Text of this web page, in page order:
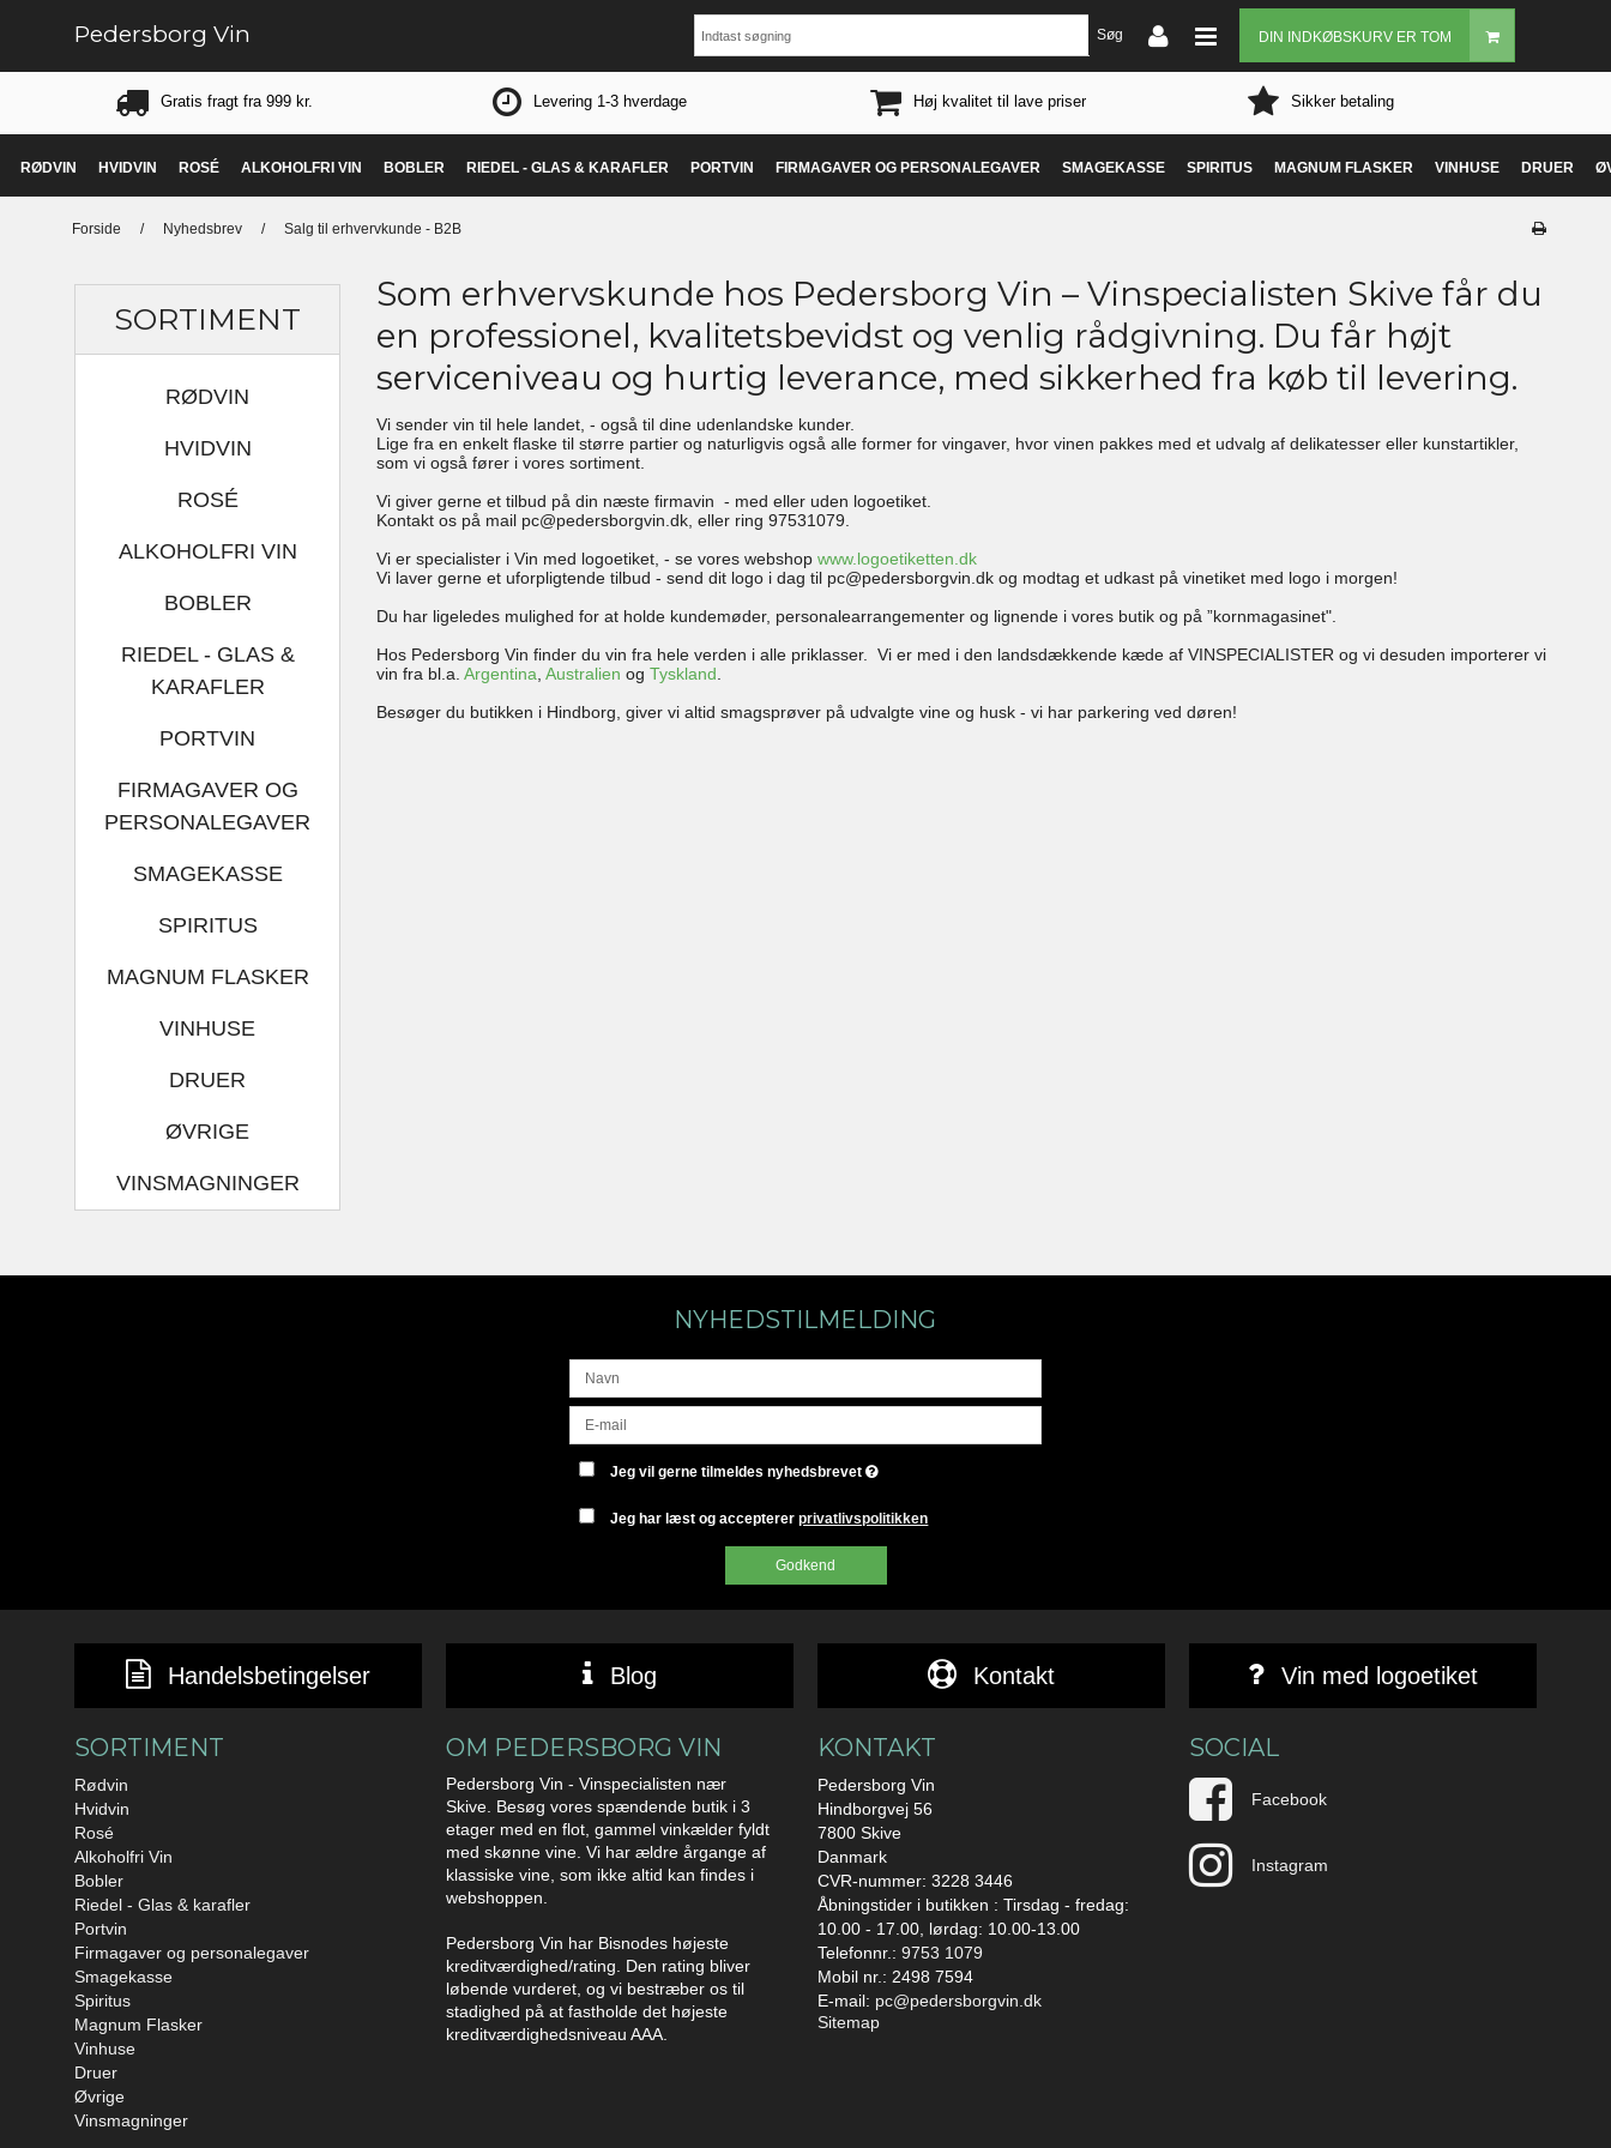
Pedersborg Vin DIN INDKØBSKURV ER TOM
Søg
Gratis fragt fra 999 kr. Levering 1-3 hverdage Høj kvalitet til lave priser Sikker betaling
RØDVIN HVIDVIN ROSÉ ALKOHOLFRI VIN BOBLER RIEDEL - GLAS & KARAFLER PORTVIN FIRMAGAVER OG PERSONALEGAVER SMAGEKASSE SPIRITUS MAGNUM FLASKER VINHUSE DRUER
Forside / Nyhedsbrev / Salg til erhvervkunde - B2B
SORTIMENT
RØDVIN
HVIDVIN
ROSÉ
ALKOHOLFRI VIN
BOBLER
RIEDEL - GLAS &
KARAFLER
PORTVIN
FIRMAGAVER OG
PERSONALEGAVER
SMAGEKASSE
SPIRITUS
MAGNUM FLASKER
VINHUSE
DRUER
ØVRIGE
VINSMAGNINGER
Som erhvervskunde hos Pedersborg Vin – Vinspecialisten Skive får du
en professionel, kvalitetsbevidst og venlig rådgivning. Du får højt
serviceniveau og hurtig leverance, med sikkerhed fra køb til levering.
Vi sender vin til hele landet, - også til dine udenlandske kunder.
Lige fra en enkelt flaske til større partier og naturligvis også alle former for vingaver, hvor vinen pakkes med et udvalg af delikatesser eller kunstartikler,
som vi også fører i vores sortiment.
Vi giver gerne et tilbud på din næste firmavin - med eller uden logoetiket.
Kontakt os på mail pc@pedersborgvin.dk, eller ring 97531079.
Vi er specialister i Vin med logoetiket, - se vores webshopwww.logoetiketten.dk
Vi laver gerne et uforpligtende tilbud - send dit logo i dag til pc@pedersborgvin.dk og modtag et udkast på vinetiket med logo i morgen!
Du har ligeledes mulighed for at holde kundemøder, personalearrangementer og lignende i vores butik og på ”kornmagasinet".
Hos Pedersborg Vin finder du vin fra hele verden i alle priklasser. Vi er med i den landsdækkende kæde af VINSPECIALISTER og vi desuden importerer vi
vin fra bl.a.Argentina ,Australien ogTyskland
Besøger du butikken i Hindborg, giver vi altid smagsprøver på udvalgte vine og husk - vi har parkering ved døren!
NYHEDSTILMELDING
Jeg vil gerne tilmeldes nyhedsbrevet
Jeg har læst og acceptererprivatlivspolitikken
Godkend
Handelsbetingelser Blog Kontakt Vin med logoetiket
SORTIMENT
Rødvin
Hvidvin
Rosé
Alkoholfri Vin
Bobler
Riedel - Glas & karafler
Portvin
Firmagaver og personalegaver
Smagekasse
Spiritus
Magnum Flasker
Vinhuse
Druer
Øvrige
Vinsmagninger
OM PEDERSBORG VIN
Pedersborg Vin - Vinspecialisten nær
Skive. Besøg vores spændende butik i 3
etager med en flot, gammel vinkælder fyldt
med skønne vine. Vi har ældre årgange af
klassiske vine, som ikke altid kan findes i
webshoppen.
Pedersborg Vin har Bisnodes højeste
kreditværdighed/rating. Den rating bliver
løbende vurderet, og vi bestræber os til
stadighed på at fastholde det højeste
kreditværdighedsniveau AAA.
KONTAKT
Pedersborg Vin
Hindborgvej 56
7800 Skive
Danmark
CVR-nummer: 3228 3446
Åbningstider i butikken : Tirsdag - fredag:
10.00 - 17.00, lørdag: 10.00-13.00
Telefonnr.: 9753 1079
Mobil nr.: 2498 7594
E-mail: pc@pedersborgvin.dk
Sitemap
SOCIAL
Facebook
Instagram